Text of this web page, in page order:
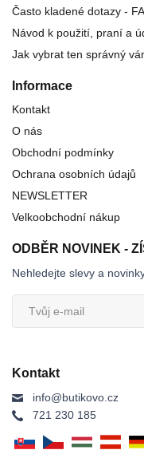
Často kladené dotazy -
Návod k použití, praní a
Jak vybrat ten správný
Informace
Kontakt
O nás
Obchodní podmínky
Ochrana osobních údajů
NEWSLETTER
Velkoobchodní nákup
ODBĚR NOVINEK -
Nehledejte slevy a
Kontakt
info@butikovo.cz
721 230 185